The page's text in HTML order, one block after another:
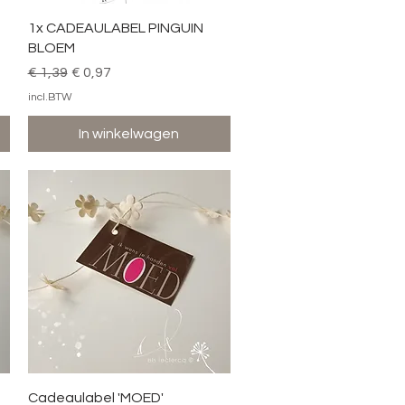
Snel overzicht
1x CADEAULABEL PINGUIN
BLOEM
Normale prijs
€ 1,39 Verkoopprijs
€ 0,97
incl.BTW
In winkelwagen
Snel overzicht
Cadeaulabel 'MOED'